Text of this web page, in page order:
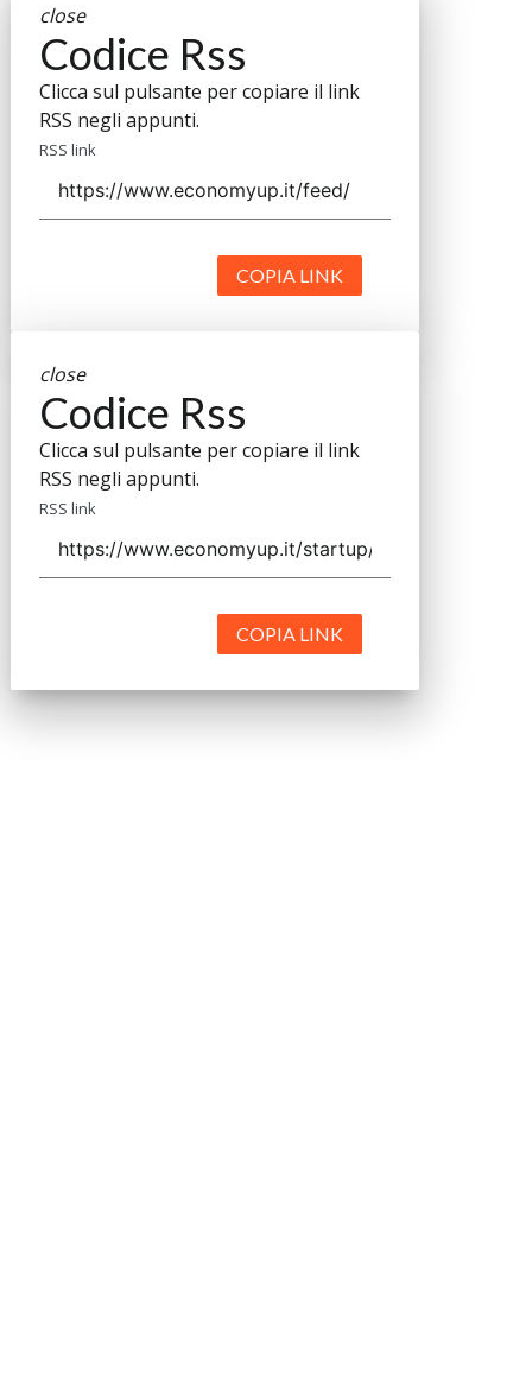
close
Codice Rss
Clicca sul pulsante per copiare il link
RSS negli appunti.
RSS link
COPIA LINK
close
Codice Rss
Clicca sul pulsante per copiare il link
RSS negli appunti.
RSS link
COPIA LINK